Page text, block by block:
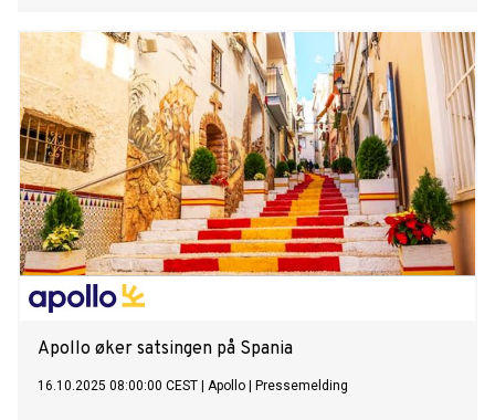
Apollo øker satsingen på Spania
16.10.2025 08:00:00 CEST Apollo Pressemelding